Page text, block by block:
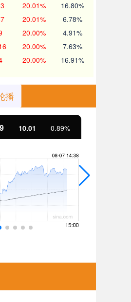
20.01% 16.80%
20.01% 6.78%
20.00% 4.91%
20.00% 7.63%
20.00% 16.91%
播
10.01 0.89%